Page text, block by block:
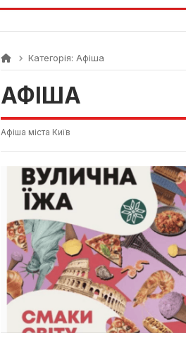
Категорія: Афіша
АФІША
Афіша міста Київ